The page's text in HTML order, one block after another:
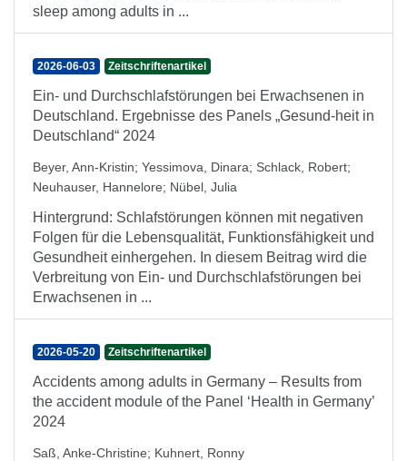
sleep among adults in ...
2026-06-03 Zeitschriftenartikel
Ein- und Durchschlafstörungen bei Erwachsenen in
Deutschland. Ergebnisse des Panels „Gesund-heit in
Deutschland“ 2024
Beyer, Ann-Kristin; Yessimova, Dinara; Schlack, Robert;
Neuhauser, Hannelore; Nübel, Julia
Hintergrund: Schlafstörungen können mit negativen
Folgen für die Lebensqualität, Funktionsfähigkeit und
Gesundheit einhergehen. In diesem Beitrag wird die
Verbreitung von Ein- und Durchschlafstörungen bei
Erwachsenen in ...
2026-05-20 Zeitschriftenartikel
Accidents among adults in Germany – Results from
the accident module of the Panel ‘Health in Germany’
2024
Saß, Anke-Christine; Kuhnert, Ronny